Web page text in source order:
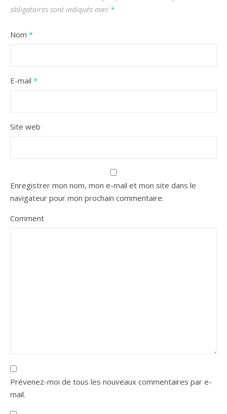
obligatoires sont indiqués avec *
Nom *
E-mail *
Site web
Enregistrer mon nom, mon e-mail et mon site dans le
navigateur pour mon prochain commentaire.
Comment
Prévenez-moi de tous les nouveaux commentaires par e-
mail.